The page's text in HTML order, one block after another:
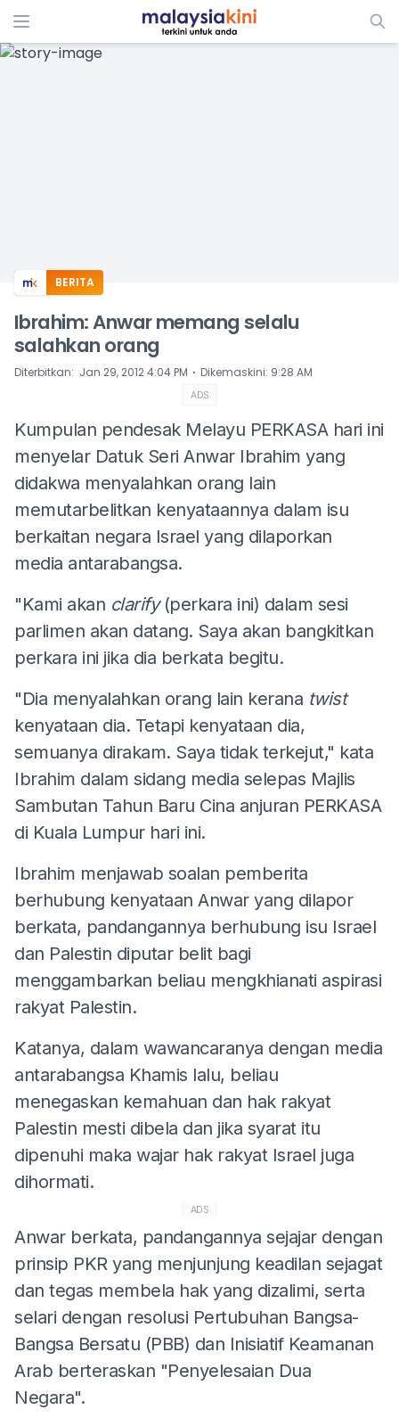
ADS
BERITA
Ibrahim: Anwar memang selalu
salahkan orang
Diterbitkan: Jan 29, 2012 4:04 PM ⋅ Dikemaskini: 9:28 AM
ADS
Kumpulan pendesak Melayu PERKASA hari ini
menyelar Datuk Seri Anwar Ibrahim yang
didakwa menyalahkan orang lain
memutarbelitkan kenyataannya dalam isu
berkaitan negara Israel yang dilaporkan
media antarabangsa.
"Kami akan clarify(perkara ini) dalam sesi
parlimen akan datang. Saya akan bangkitkan
perkara ini jika dia berkata begitu.
"Dia menyalahkan orang lain kerana twist
kenyataan dia. Tetapi kenyataan dia,
semuanya dirakam. Saya tidak terkejut," kata
Ibrahim dalam sidang media selepas Majlis
Sambutan Tahun Baru Cina anjuran PERKASA
di Kuala Lumpur hari ini.
Ibrahim menjawab soalan pemberita
berhubung kenyataan Anwar yang dilapor
berkata, pandangannya berhubung isu Israel
dan Palestin diputar belit bagi
menggambarkan beliau mengkhianati aspirasi
rakyat Palestin.
Katanya, dalam wawancaranya dengan media
antarabangsa Khamis lalu, beliau
menegaskan kemahuan dan hak rakyat
Palestin mesti dibela dan jika syarat itu
dipenuhi maka wajar hak rakyat Israel juga
dihormati.
ADS
Anwar berkata, pandangannya sejajar dengan
prinsip PKR yang menjunjung keadilan sejagat
dan tegas membela hak yang dizalimi, serta
selari dengan resolusi Pertubuhan Bangsa-
Bangsa Bersatu (PBB) dan Inisiatif Keamanan
Arab berteraskan "Penyelesaian Dua
Negara".